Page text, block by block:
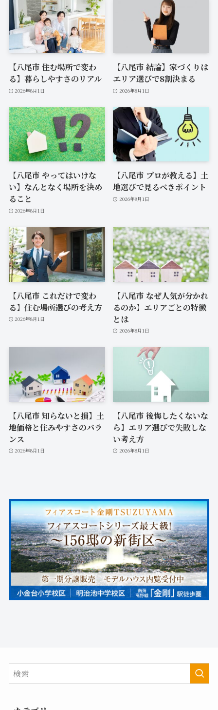
【八尾市 住む場所で変わ
る】暮らしやすさのリアル
2026年8月1日
【八尾市 結論】家づくりは
エリア選びで8割決まる
2026年8月1日
【八尾市 やってはいけな
い】なんとなく場所を決め
ること
2026年8月1日
【八尾市 プロが教える】土
地選びで見るべきポイント
2026年8月1日
【八尾市 これだけで変わ
る】住む場所選びの考え方
2026年8月1日
【八尾市 なぜ人気が分かれ
るのか】エリアごとの特徴
とは
2026年8月1日
【八尾市 知らないと損】土
地価格と住みやすさのバラ
ンス
2026年8月1日
【八尾市 後悔したくないな
ら】エリア選びで失敗しな
い考え方
2026年8月1日